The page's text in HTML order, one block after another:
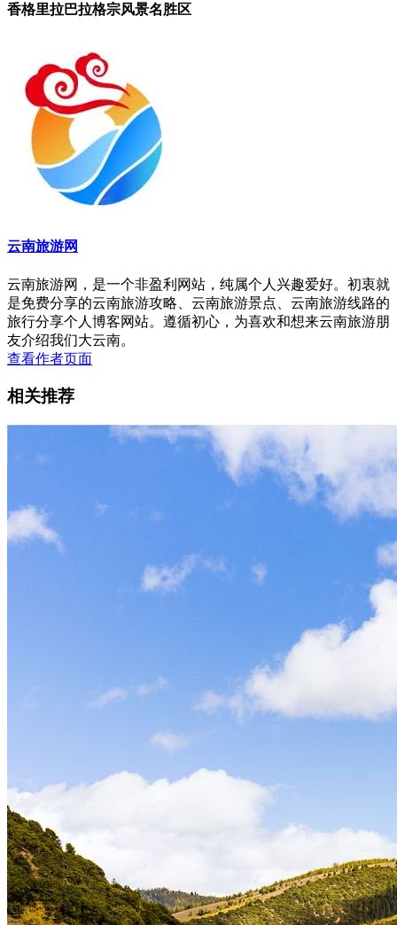
香格里拉巴拉格宗风景名胜区
云南旅游网
云南旅游网，是一个非盈利网站，纯属个人兴趣爱好。初衷就
是免费分享的云南旅游攻略、云南旅游景点、云南旅游线路的
旅行分享个人博客网站。遵循初心，为喜欢和想来云南旅游朋
友介绍我们大云南。
查看作者页面
相关推荐